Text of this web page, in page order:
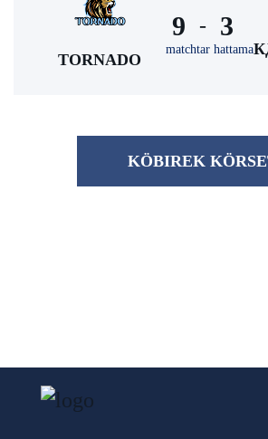
TORNADO
9 -
matchtar hattama
3
KÖBІREK